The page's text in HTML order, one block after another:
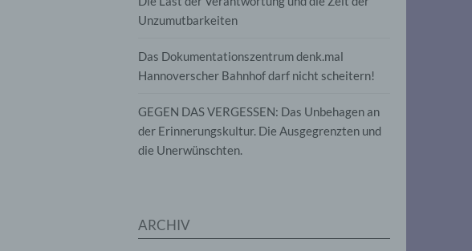
Unzumutbarkeiten
Das Dokumentationszentrum denk.mal
Hannoverscher Bahnhof darf nicht scheitern!
GEGEN DAS VERGESSEN: Das Unbehagen an
der Erinnerungskultur. Die Ausgegrenzten und
die Unerwünschten.
ARCHIV